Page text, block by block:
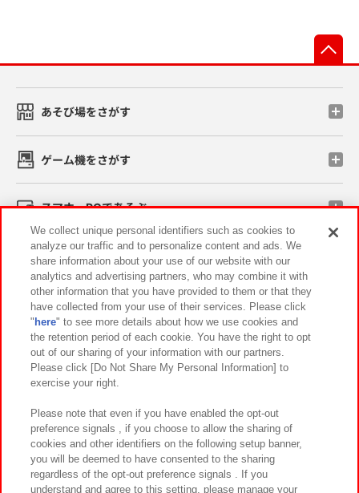
あそび場をさがす
ゲーム機をさがす
スマホ・PCであそぶ
イベント・キャンペーン
関連会社 サステナビリティ サイトポリシー
プライバシーポリシー ウェブアクセシビリティ方針と検証結果
お取引先さまとともに
カスタマーハラスメント対応方針 よくあるご質問・お問い合わせ
We collect unique personal identifiers such as cookies to
analyze our traffic and to personalize content and ads. We
share information about your use of our website with our
analytics and advertising partners, who may combine it with
other information that you have provided to them or that they
have collected from your use of their services. Please click
" here" to see more details about how we use cookies and
the retention period of each cookie. You have the right to opt
out of our sharing of your information with our partners.
Please click [Do Not Share My Personal Information] to
exercise your right.
Please note that even if you have enabled the opt-out
preference signals , if you choose to allow the sharing of
cookies and other identifiers on the following setup banner,
you will be deemed to have consented to the sharing
regardless of the opt-out preference signals . If you
understand and agree to this setting, please manage your